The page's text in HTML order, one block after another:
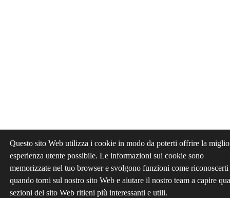
Questo sito Web utilizza i cookie in modo da poterti offrire la
esperienza utente possibile. Le informazioni sui cookie sono
memorizzate nel tuo browser e svolgono funzioni come riconoscerti
quando torni sul nostro sito Web e aiutare il nostro team a capire
sezioni del sito Web ritieni più interessanti e utili.